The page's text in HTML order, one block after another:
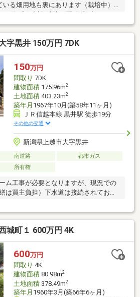
る畑用地も裏にあります（栽培中）
リ出ます♪◆収納が豊富な住宅です
♪◆サンルーム２か所♪
字黒井 150万円 7DK
150万円
間取り 7DK
建物面積175.96m2
土地面積403.23m2
築年月 1967年10月(築58年11ヶ月)
ＪＲ信越本線 黒井駅 徒歩19分
その他の交通
新潟県上越市大字黒井
南道路
都市ガス
所有権
ム工事が必要となりますが、現況での
は買主負担）下水道は接続されており
城町１ 600万円 4K
600万円
間取り 4K
建物面積80.98m2
土地面積378.49m2
築年月 1960年3月(築66年6ヶ月)